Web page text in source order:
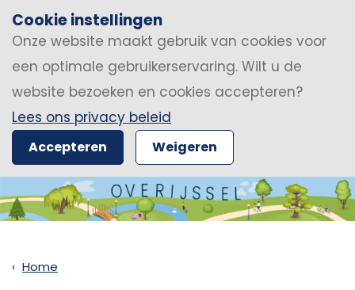
Cookie instellingen
Onze website maakt gebruik van cookies voor
een optimale gebruikerservaring. Wilt u de
website bezoeken en cookies accepteren?
Lees ons privacy beleid
Accepteren Weigeren
Home